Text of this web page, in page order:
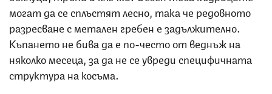
могат да се сплъстят лесно, така че редовното
разресване с метален гребен е задължително.
Къпането не бива да е по-често от веднъж на
няколко месеца, за да не се увреди специфичната
структура на косъма.